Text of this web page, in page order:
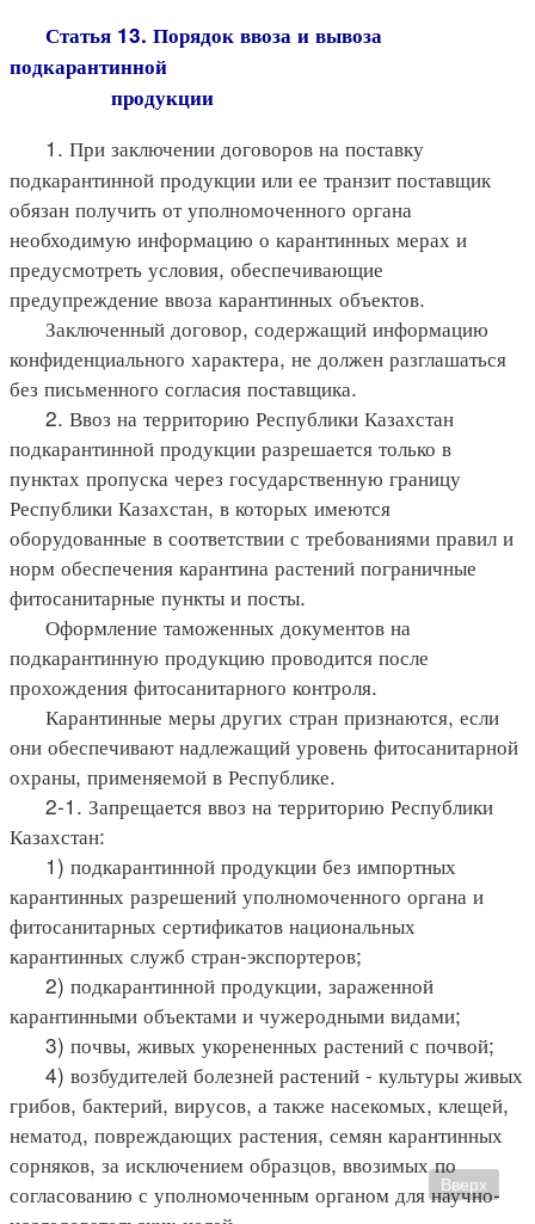
Статья 13. Порядок ввоза и вывоза
подкарантинной
продукции
1. При заключении договоров на поставку
подкарантинной продукции или ее транзит поставщик
обязан получить от уполномоченного органа
необходимую информацию о карантинных мерах и
предусмотреть условия, обеспечивающие
предупреждение ввоза карантинных объектов.
Заключенный договор, содержащий информацию
конфиденциального характера, не должен разглашаться
без письменного согласия поставщика.
2. Ввоз на территорию Республики Казахстан
подкарантинной продукции разрешается только в
пунктах пропуска через государственную границу
Республики Казахстан, в которых имеются
оборудованные в соответствии с требованиями правил и
норм обеспечения карантина растений пограничные
фитосанитарные пункты и посты.
Оформление таможенных документов на
подкарантинную продукцию проводится после
прохождения фитосанитарного контроля.
Карантинные меры других стран признаются, если
они обеспечивают надлежащий уровень фитосанитарной
охраны, применяемой в Республике.
2-1. Запрещается ввоз на территорию Республики
Казахстан:
1) подкарантинной продукции без импортных
карантинных разрешений уполномоченного органа и
фитосанитарных сертификатов национальных
карантинных служб стран-экспортеров;
2) подкарантинной продукции, зараженной
карантинными объектами и чужеродными видами;
3) почвы, живых укорененных растений с почвой;
4) возбудителей болезней растений - культуры живых
грибов, бактерий, вирусов, а также насекомых, клещей,
нематод, повреждающих растения, семян карантинных
сорняков, за исключением образцов, ввозимых по
согласованию с уполномоченным органом для научно-
Вверх